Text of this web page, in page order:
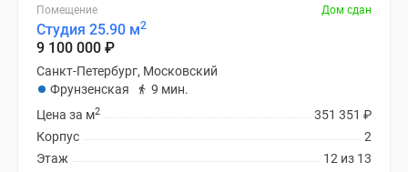
Помещение Дом сдан
Студия 25.90 м2
9 100 000 ₽
Санкт-Петербург, Московский
Фрунзенская
9 мин.
351 351 ₽
Цена за м2
2
Корпус
12 из 13
Этаж